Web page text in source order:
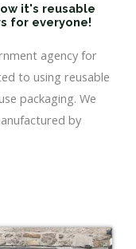
it's reusable
for everyone!
agency for
to using reusable
packaging. We
by